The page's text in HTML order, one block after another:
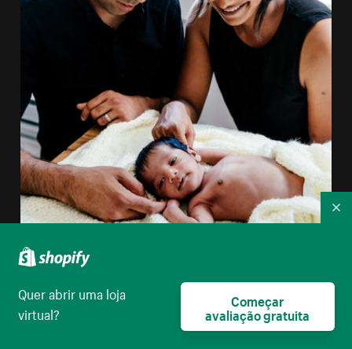
Papais de primeira viagem e bebê
Quer abrir uma loja
virtual?
Começar
avaliação gratuita